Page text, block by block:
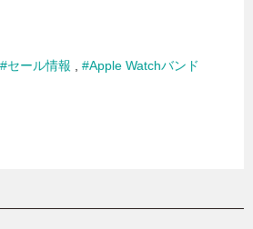
#セール情報 #Apple Watchバンド